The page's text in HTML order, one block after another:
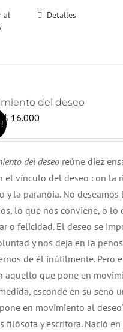
al
Detalles
del deseo
El
precio
era:
$ 17.000.
$ 16.000
es:
$ 16.000.
del deseo reúne diez
el vínculo del deseo con la
y la paranoia. No deseamos
lo que nos conviene, o lo
o felicidad. El deseo se
y nos deja en la
de él inútilmente. Pero
aquello que pone en
esconde en su seno
en movimiento al
filósofa y escritora. Nació en